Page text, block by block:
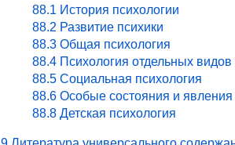
88.1 История психологии
88.2 Развитие психики
88.3 Общая психология
88.4 Психология отдельных
88.5 Социальная психология
88.6 Особые состояния и явления
88.8 Детская психология